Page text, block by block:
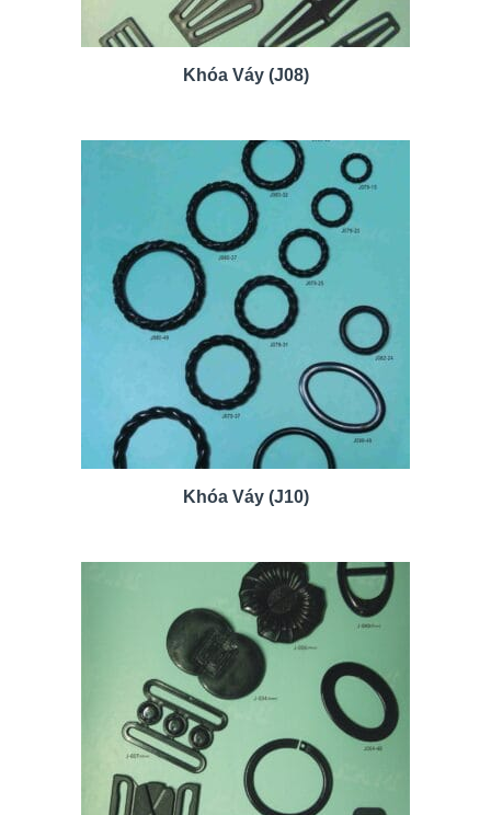
Khóa Váy (J08)
Khóa Váy (J10)